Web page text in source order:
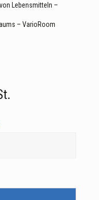
Lebensmitteln –
– VarioRoom